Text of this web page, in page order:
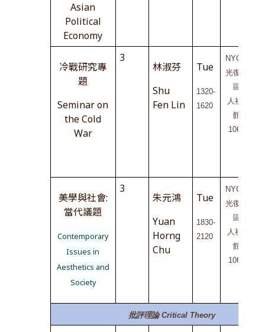
Asian
Political
Economy
冷戰研究專
題
Seminar on
the Cold
War
3
林淑芬
Shu
Fen Lin
Tue
1320-
1620
NYCU
光復校
區
人社2
館
106A
美學與社會:
當代議題
Contemporary
Issues in
Aesthetics and
Society
3
朱元鴻
Yuan
Horng
Chu
Tue
1830-
2120
NYCU
光復校
區
人社2
館
106A
批評理論 Critical Theory